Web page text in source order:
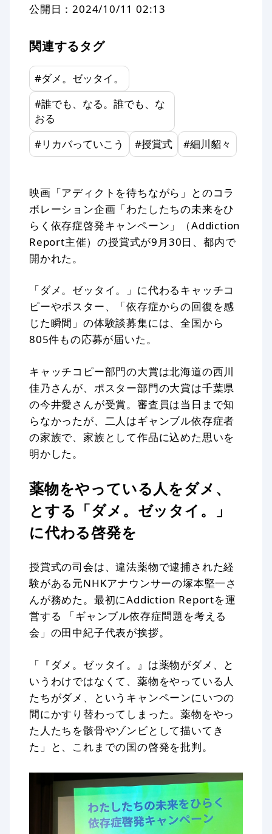
公開日：2024/10/11 02:13
関連するタグ
#ダメ。ゼッタイ。
#誰でも、なる。誰でも、な
おる
#リカバっていこう #授賞式 #細川貂々
映画「アディクトを待ちながら」とのコラ
ボレーション企画「わたしたちの未来をひ
らく依存症啓発キャンペーン」（Addiction
Report主催）の授賞式が9月30日、都内で
開かれた。
「ダメ。ゼッタイ。」に代わるキャッチコ
ピーやポスター、「依存症からの回復を感
じた瞬間」の体験談募集には、全国から
805件もの応募が届いた。
キャッチコピー部門の大賞は北海道の西川
佳乃さんが、ポスター部門の大賞は千葉県
の今井愛さんが受賞。審査員は当日まで知
らなかったが、二人はギャンブル依存症者
の家族で、家族として作品に込めた思いを
明かした。
薬物をやっている人をダメ、
とする「ダメ。ゼッタイ。」
に代わる啓発を
授賞式の司会は、違法薬物で逮捕された経
験がある元NHKアナウンサーの塚本堅一さ
んが務めた。最初にAddiction Reportを運
営する 「ギャンブル依存症問題を考える
会」の田中紀子代表が挨拶。
「『ダメ。ゼッタイ。』は薬物がダメ、と
いうわけではなくて、薬物をやっている人
たちがダメ、というキャンペーンにいつの
間にかすり替わってしまった。薬物をやっ
た人たちを骸骨やゾンビとして描いてき
た」と、これまでの国の啓発を批判。